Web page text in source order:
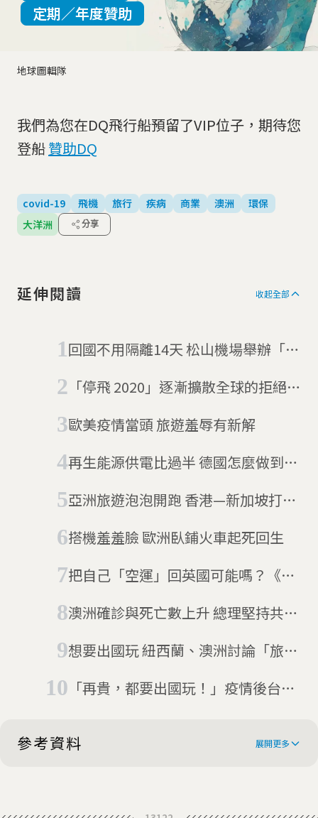
地球圖輯隊
定期／年度贊助
我們為您在DQ飛行船預留了VIP位子，期待您
登船贊助DQ
covid-19 飛機 旅行 疾病 商業 澳洲
環保
大洋洲
分享
延伸閱讀 收起全部
回國不用隔離14天 松山機場舉辦「偽
「停飛 2020」逐漸擴散全球的拒絕搭
歐美疫情當頭 旅遊羞辱有新解
再生能源供電比過半 德國怎麼做到
亞洲旅遊泡泡開跑 香港—新加坡打頭
搭機羞羞臉 歐洲臥鋪火車起死回生
把自己「空運」回英國可能嗎？《板
澳洲確診與死亡數上升 總理堅持共存
想要出國玩 紐西蘭、澳洲討論「旅行
「再貴，都要出國玩！」疫情後台灣
參考資料 展開更多